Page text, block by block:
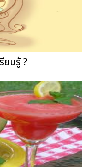
ยนรู้ ?